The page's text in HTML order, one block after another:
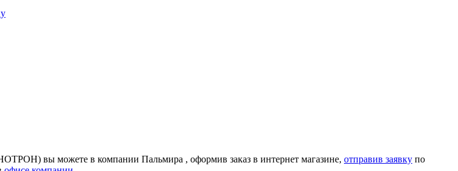
вы можете в компании Пальмира , оформив заказ в интернет магазине, отправив заявку по